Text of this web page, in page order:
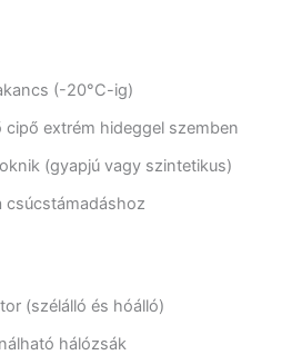
(-20°C-ig)
cipő extrém hideggel szemben
(gyapjú vagy szintetikus)
csúcstámadáshoz
(szélálló és hóálló)
hálózsák